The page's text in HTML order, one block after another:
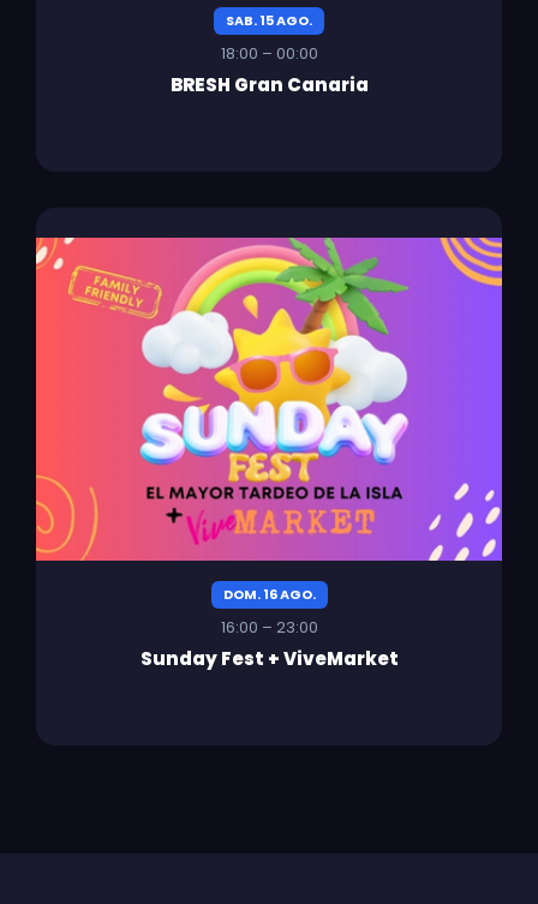
SAB. 15 AGO.
18:00 – 00:00
BRESH Gran Canaria
DOM. 16 AGO.
16:00 – 23:00
Sunday Fest + ViveMarket